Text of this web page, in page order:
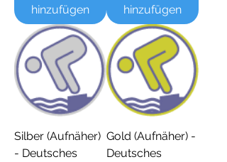
hinzufügen
hinzufügen
Silber (Aufnäher)
- Deutsches
Gold (Aufnäher) -
Deutsches